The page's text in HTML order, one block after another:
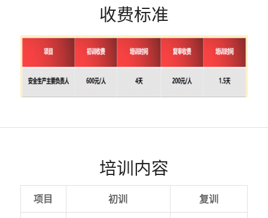
收费标准
培训内容
项目 初训
复训